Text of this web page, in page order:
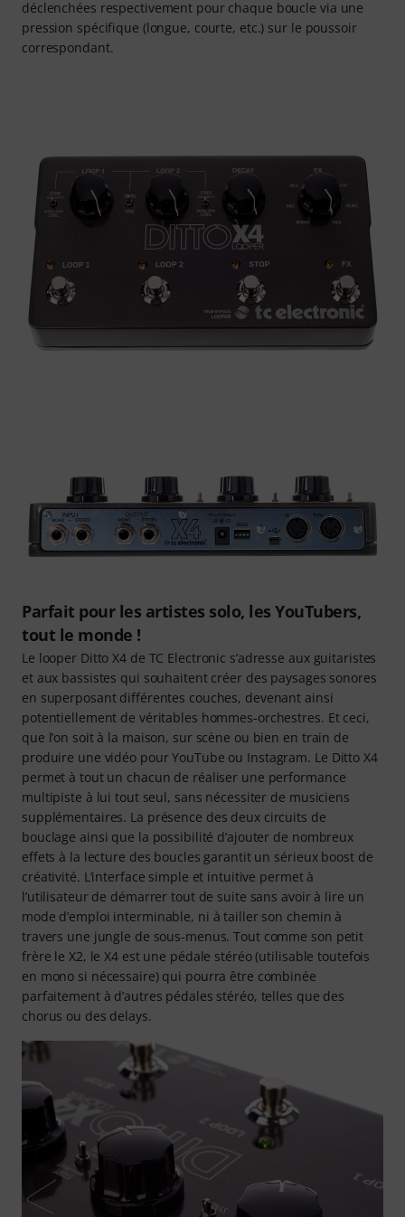
déclenchées respectivement pour chaque boucle via une
pression spécifique (longue, courte, etc.) sur le poussoir
correspondant.
Parfait pour les artistes solo, les YouTubers,
tout le monde !
Le looper Ditto X4 de TC Electronic s’adresse aux guitaristes
et aux bassistes qui souhaitent créer des paysages sonores
en superposant différentes couches, devenant ainsi
potentiellement de véritables hommes-orchestres. Et ceci,
que l’on soit à la maison, sur scène ou bien en train de
produire une vidéo pour YouTube ou Instagram. Le Ditto X4
permet à tout un chacun de réaliser une performance
multipiste à lui tout seul, sans nécessiter de musiciens
supplémentaires. La présence des deux circuits de
bouclage ainsi que la possibilité d’ajouter de nombreux
effets à la lecture des boucles garantit un sérieux boost de
créativité. L’interface simple et intuitive permet à
l’utilisateur de démarrer tout de suite sans avoir à lire un
mode d’emploi interminable, ni à tailler son chemin à
travers une jungle de sous-menus. Tout comme son petit
frère le X2, le X4 est une pédale stéréo (utilisable toutefois
en mono si nécessaire) qui pourra être combinée
parfaitement à d’autres pédales stéréo, telles que des
chorus ou des delays.